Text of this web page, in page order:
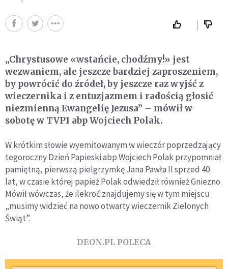
„Chrystusowe «wstańcie, chodźmy!» jest
wezwaniem, ale jeszcze bardziej zaproszeniem,
by powrócić do źródeł, by jeszcze raz wyjść z
wieczernika i z entuzjazmem i radością głosić
niezmienną Ewangelię Jezusa” – mówił w
sobotę w TVP1 abp Wojciech Polak.
W krótkim słowie wyemitowanym w wieczór poprzedzający
tegoroczny Dzień Papieski abp Wojciech Polak przypomniał
pamiętną, pierwszą pielgrzymkę Jana Pawła II sprzed 40
lat, w czasie której papież Polak odwiedził również Gniezno.
Mówił wówczas, że ilekroć znajdujemy się w tym miejscu
„musimy widzieć na nowo otwarty wieczernik Zielonych
Świąt”.
DEON.PL POLECA